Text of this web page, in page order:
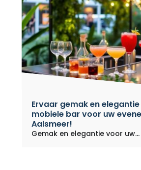
Ervaar gemak en
mobiele bar voor uw
Aalsmeer!
Gemak en elegantie voor uw